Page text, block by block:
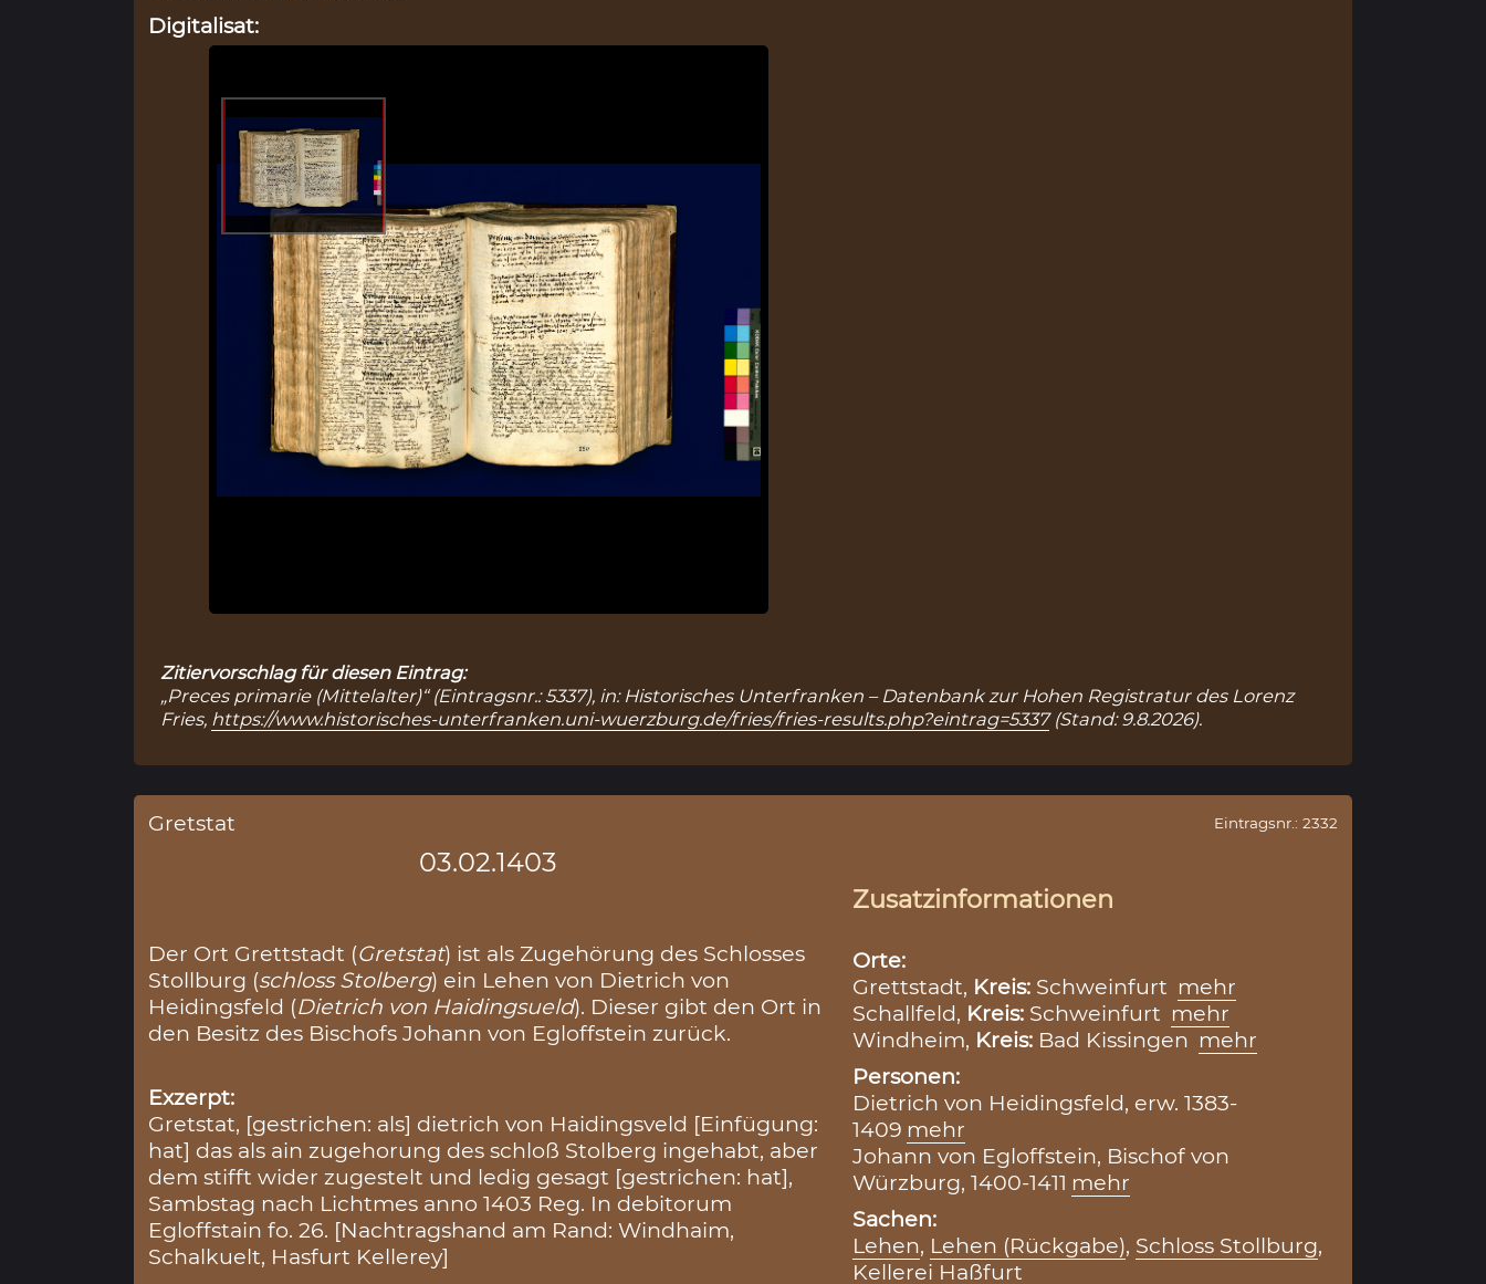
Digitalisat:
Zitiervorschlag für diesen Eintrag:
„Preces primarie (Mittelalter)“ (Eintragsnr.: 5337), in: Historisches Unterfranken – Datenbank zur Hohen Registratur des Lorenz
Fries, https://www.historisches-unterfranken.uni-wuerzburg.de/fries/fries-results.php?eintrag=5337(Stand: 9.8.2026).
Gretstat
03.02.1403
Der Ort Grettstadt (Gretstat) ist als Zugehörung des Schlosses
Stollburg (schloss Stolberg) ein Lehen von Dietrich von
Heidingsfeld (Dietrich von Haidingsueld). Dieser gibt den Ort in
den Besitz des Bischofs Johann von Egloffstein zurück.
Exzerpt:
Gretstat, [gestrichen: als] dietrich von Haidingsveld [Einfügung:
hat] das als ain zugehorung des schloß Stolberg ingehabt, aber
dem stifft wider zugestelt und ledig gesagt [gestrichen: hat],
Sambstag nach Lichtmes anno 1403 Reg. In debitorum
Egloffstain fo. 26. [Nachtragshand am Rand: Windhaim,
Schalkuelt, Hasfurt Kellerey]
Eintragsnr.: 2332
Zusatzinformationen
Orte:
Grettstadt, Kreis: Schweinfurt mehr
Schallfeld, Kreis: Schweinfurt mehr
Windheim, Kreis: Bad Kissingen mehr
Personen:
Dietrich von Heidingsfeld, erw. 1383-
1409 mehr
Johann von Egloffstein, Bischof von
Würzburg, 1400-1411 mehr
Sachen:
Lehen, Lehen (Rückgabe), Schloss Stollburg,
Kellerei Haßfurt